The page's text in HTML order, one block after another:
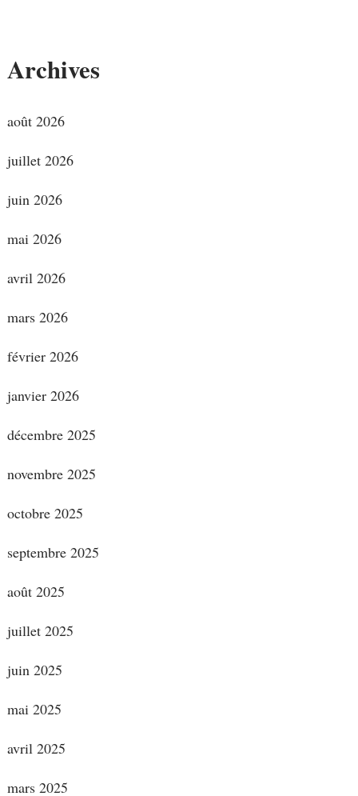
Archives
août 2026
juillet 2026
juin 2026
mai 2026
avril 2026
mars 2026
février 2026
janvier 2026
décembre 2025
novembre 2025
octobre 2025
septembre 2025
août 2025
juillet 2025
juin 2025
mai 2025
avril 2025
mars 2025